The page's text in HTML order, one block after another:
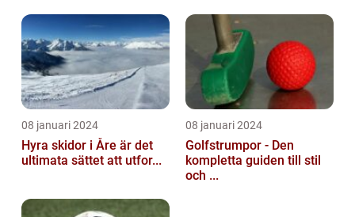
08 januari 2024
Hyra skidor i Åre är det
ultimata sättet att utfor...
08 januari 2024
Golfstrumpor - Den
kompletta guiden till stil
och ...